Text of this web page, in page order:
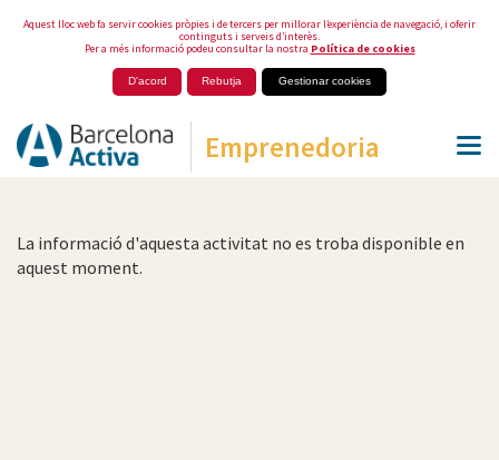
Aquest lloc web fa servir cookies pròpies i de tercers per millorar l’experiència de navegació, i oferir
continguts i serveis d’interès.
Per a més informació podeu consultar la nostra Política de cookies
D'acord Rebutja Gestionar cookies
Emprenedoria
La informació d'aquesta activitat no es troba disponible en
aquest moment.